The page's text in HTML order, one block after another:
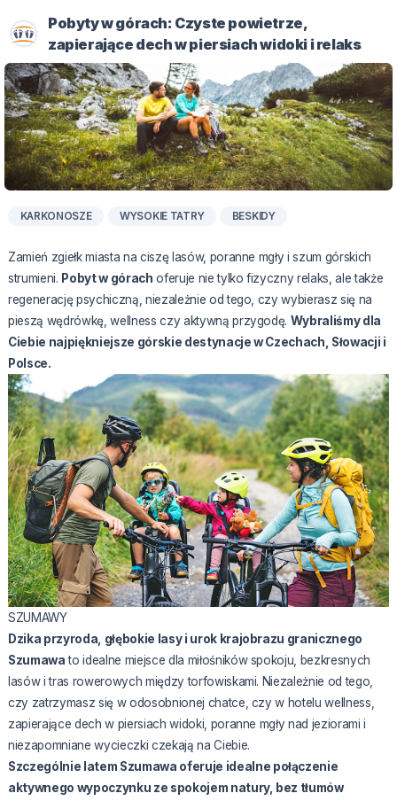
Pobyty w górach: Czyste powietrze,
zapierające dech w piersiach widoki i relaks
KARKONOSZE WYSOKIE TATRY BESKIDY
Zamień zgiełk miasta na ciszę lasów, poranne mgły i szum górskich
strumieni. Pobyt w górach oferuje nie tylko fizyczny relaks, ale także
regenerację psychiczną, niezależnie od tego, czy wybierasz się na
pieszą wędrówkę, wellness czy aktywną przygodę. Wybraliśmy dla
Ciebie najpiękniejsze górskie destynacje w Czechach, Słowacji i
Polsce.
SZUMAWY
Dzika przyroda, głębokie lasy i urok krajobrazu granicznego
Szumawato idealne miejsce dla miłośników spokoju, bezkresnych
lasów i tras rowerowych między torfowiskami. Niezależnie od tego,
czy zatrzymasz się w odosobnionej chatce, czy w hotelu wellness,
zapierające dech w piersiach widoki, poranne mgły nad jeziorami i
niezapomniane wycieczki czekają na Ciebie.
Szczególnie latem Szumawa oferuje idealne połączenie
aktywnego wypoczynku ze spokojem natury, bez tłumów